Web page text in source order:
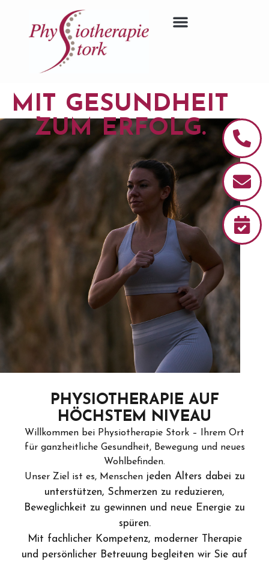
MIT GESUNDHEIT
ZUM ERFOLG.
PHYSIOTHERAPIE AUF
HÖCHSTEM NIVEAU
Willkommen bei Physiotherapie Stork – Ihrem Ort
für ganzheitliche Gesundheit, Bewegung und neues
Wohlbefinden.
Unser Ziel ist es, Menschen jeden Alters dabei zu
unterstützen, Schmerzen zu reduzieren,
Beweglichkeit zu gewinnen und neue Energie zu
spüren.
Mit fachlicher Kompetenz, moderner Therapie
und persönlicher Betreuung begleiten wir Sie auf